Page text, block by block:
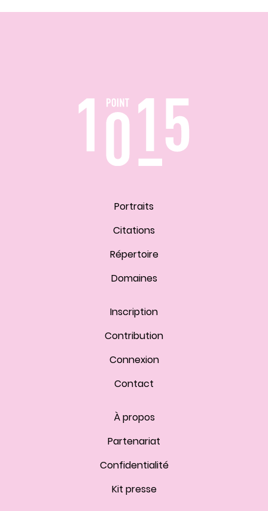
Portraits
Citations
Répertoire
Domaines
Inscription
Contribution
Connexion
Contact
À propos
Partenariat
Confidentialité
Kit presse